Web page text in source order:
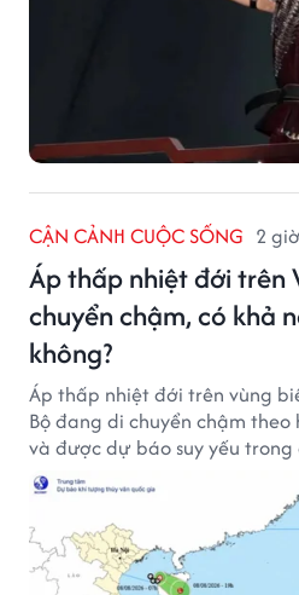
CẬN CẢNH CUỘC SỐNG 2
Áp thấp nhiệt đới trên
chuyển chậm, có khả
không?
Áp thấp nhiệt đới trên vùng
Bộ đang di chuyển chậm
và được dự báo suy yếu trong